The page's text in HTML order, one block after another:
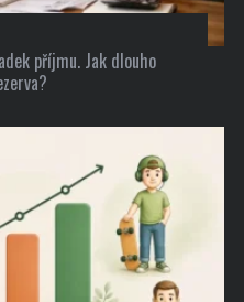
příjmu. Jak dlouho